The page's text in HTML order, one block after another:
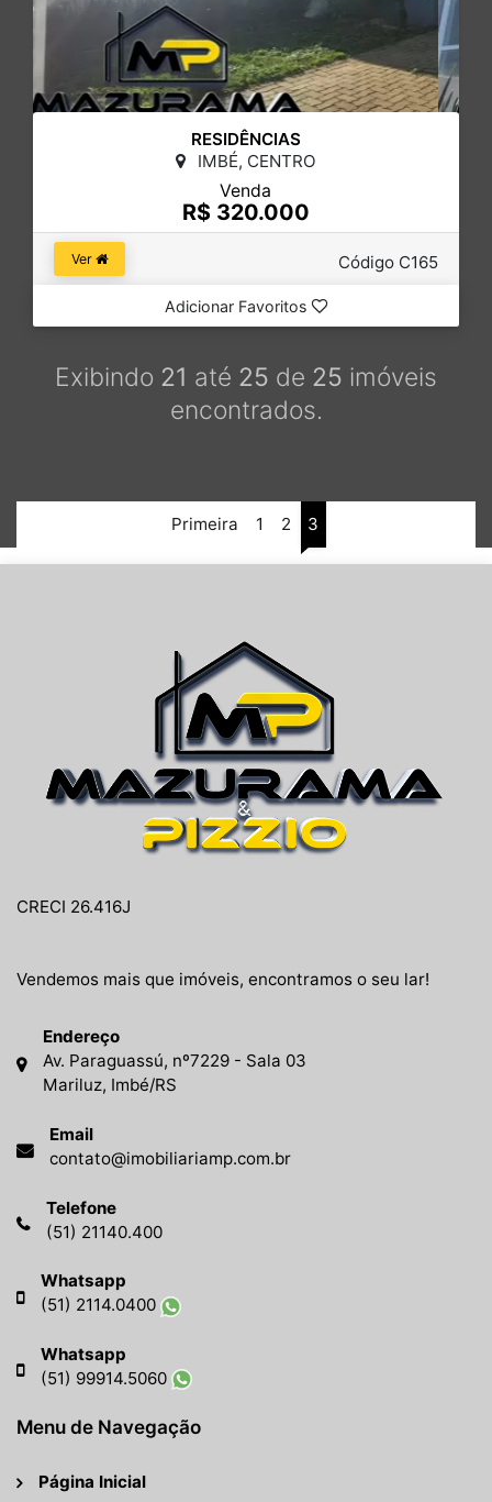
RESIDÊNCIAS
IMBÉ, CENTRO
Venda
R$ 320.000
Ver Código C165
Adicionar Favoritos
Exibindo 21 até 25 de 25 imóveis
encontrados.
Primeira 1 2 3
CRECI 26.416J
Vendemos mais que imóveis, encontramos o seu lar!
Endereço
Av. Paraguassú, nº7229 - Sala 03
Mariluz, Imbé/RS
Email
contato@imobiliariamp.com.br
Telefone
(51) 21140.400
Whatsapp
(51) 2114.0400
Whatsapp
(51) 99914.5060
Menu de Navegação
Página Inicial